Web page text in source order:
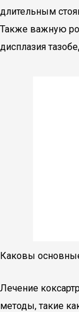
длительным
Также важную
дисплазия
Каковы
Лечение
методы, такие